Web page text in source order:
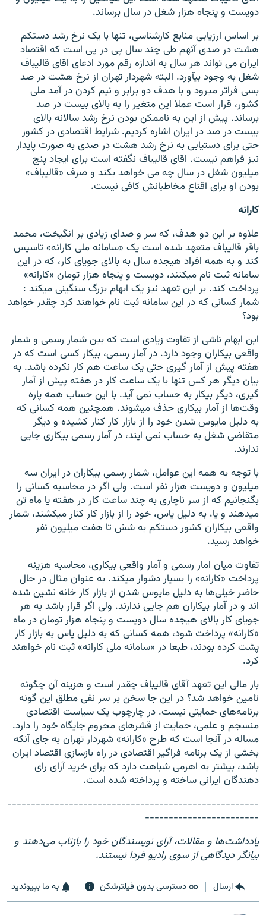
دویست و پنجاه هزار شغل در سال برساند.
بر اساس ارزیابی منابع کارشناسی، تنها با یک نرخ رشد دستکم
هشت در صدی آنهم طی چند سال پی در پی است که اقتصاد
ایران می تواند هر سال به اندازه رقم مورد ادعای اقای قالیباف
شغل به وجود بیآورد. البته شهردار تهران از نرخ هشت در صد
بسی فراتر میرود و با هدف دو برابر و نیم کردن در آمد ملی
کشور، قرار است عملا این متغیر را به بالای بیست در صد
برساند. پیش از این به ناممکن بودن نرخ رشد سالانه بالای
بیست در صد در ایران اشاره کردیم. شرایط اقتصادی در کشور
حتی برای دستیابی به نرخ رشد هشت در صدی به صورت پایدار
نیز فراهم نیست. اقای قالیباف نگفته است برای ایجاد پنج
میلیون شغل در سال چه می خواهد بکند و صرف «قالیباف»
بودن او برای اقناع مخاطبانش کافی نیست.
کارانه
علاوه بر این دو هدف، که سر و صدای زیادی بر انگیخت، محمد
باقر قالیباف متعهد شده است یک «سامانه ملی کارانه» تاسیس
کند و به همه افراد هیجده سال به بالای جویای کار، که در این
سامانه ثبت نام میکنند، دویست و پنجاه هزار تومان «کارانه»
پرداخت کند. بر این تعهد نیز یک ابهام بزرگ سنگینی میکند :
شمار کسانی که در این سامانه ثبت نام خواهند کرد چقدر خواهد
بود؟
این ابهام ناشی از تفاوت زیادی است که بین شمار رسمی و شمار
واقعی بیکاران وجود دارد. در آمار رسمی، بیکار کسی است که در
هفته پیش از آمار گیری حتی یک ساعت هم کار نکرده باشد. به
بیان دیگر هر کس تنها با یک ساعت کار در هفته پیش از آمار
گیری، دیگر بیکار به حساب نمی آید. با این حساب همه پاره
وقت‌ها از آمار بیکاری حذف میشوند. همچنین همه کسانی که
به دلیل مایوس شدن خود را از بازار کار کنار کشیده و دیگر
متقاضی شغل به حساب نمی ایند، در آمار رسمی بیکاری جایی
ندارند.
با توجه به همه این عوامل، شمار رسمی بیکاران در ایران سه
میلیون و دویست هزار نفر است. ولی اگر در محاسبه کسانی را
بگنجانیم که از سر ناچاری به چند ساعت کار در هفته یا ماه تن
میدهند و یا، به دلیل یاس، خود را از بازار کار کنار میکشند، شمار
واقعی بیکاران کشور دستکم به شش تا هفت میلیون نفر
خواهد رسید.
تفاوت میان امار رسمی و آمار واقعی بیکاری، محاسبه هزینه
پرداخت «کارانه» را بسیار دشوار میکند. به عنوان مثال در حال
حاضر خیلی‌ها به دلیل مایوس شدن از بازار کار خانه نشین شده
اند و در آمار بیکاران هم جایی ندارند. ولی اگر قرار باشد به هر
جویای کار بالای هیجده سال دویست و پنجاه هزار تومان در ماه
«کارانه» پرداخت شود، همه کسانی که به دلیل یاس به بازار کار
پشت کرده بودند، طبعا در «سامانه ملی کارانه» ثبت نام خواهند
کرد.
بار مالی این تعهد آقای قالیباف چقدر است و هزینه آن چگونه
تامین خواهد شد؟ در این جا سخن بر سر نفی مطلق این گونه
برنامه‌های حمایتی نیست. در چارچوب یک سیاست اقتصادی
منسجم و علمی، حمایت از قشر‌های محروم جایگاه خود را دارد.
مساله در آنجا است که طرح «کارانه» شهردار تهران به جای آنکه
بخشی از یک برنامه فراگیر اقتصادی در راه بازسازی اقتصاد ایران
باشد، بیشتر به اهرمی شباهت دارد که برای خرید آرای رای
دهندگان ایرانی ساخته و پرداخته شده است.
-----------------------------------------------------
------------------------
یادداشت‌ها و مقالات، آرای نویسندگان خود را بازتاب می‌دهند و
بیانگر دیدگاهی از سوی رادیو فردا نیستند.
ارسال دسترسی بدون فیلترشکن به ما بپیوندید